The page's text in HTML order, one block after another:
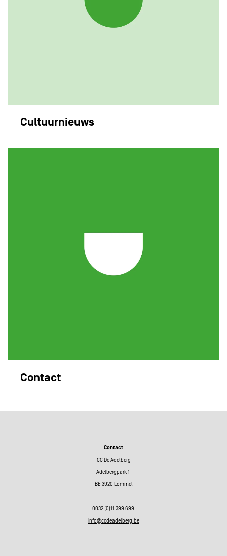
Cultuurnieuws
Contact
Contact
CC De Adelberg
Adelbergpark 1
BE 3920 Lommel
0032 (0)11 399 699
info@ccdeadelberg.be